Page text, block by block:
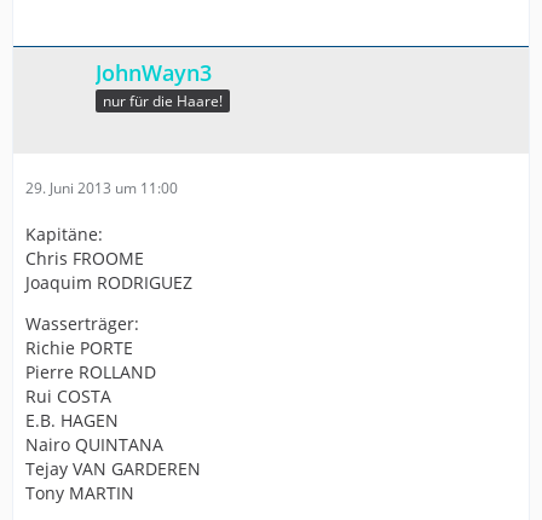
JohnWayn3
nur für die Haare!
29. Juni 2013 um 11:00
Kapitäne:
Chris FROOME
Joaquim RODRIGUEZ
Wasserträger:
Richie PORTE
Pierre ROLLAND
Rui COSTA
E.B. HAGEN
Nairo QUINTANA
Tejay VAN GARDEREN
Tony MARTIN